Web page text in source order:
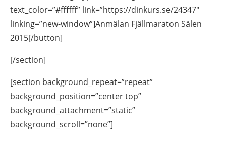
text_color=”#ffffff” link=”https://dinkurs.se/24347″
linking=”new-window”]Anmälan Fjällmaraton Sälen
2015[/button]
[/section]
[section background_repeat=”repeat”
background_position=”center top”
background_attachment=”static”
background_scroll=”none”]